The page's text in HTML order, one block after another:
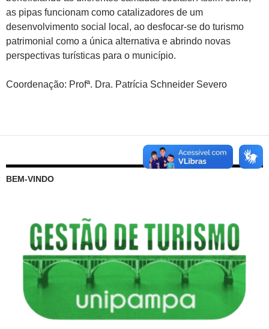
as pipas funcionam como catalizadores de um
desenvolvimento social local, ao desfocar-se do turismo
patrimonial como a única alternativa e abrindo novas
perspectivas turísticas para o município.
Coordenação: Profª. Dra. Patrícia Schneider Severo
BEM-VINDO